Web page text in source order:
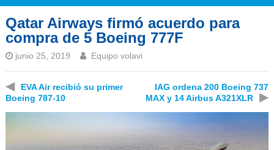
Qatar Airways firmó acuerdo para
compra de 5 Boeing 777F
junio 25, 2019 Equipo volavi
◀
EVA Air recibió su primer
Boeing 787-10
IAG ordena 200 Boeing 737
MAX y 14 Airbus A321XLR
▶